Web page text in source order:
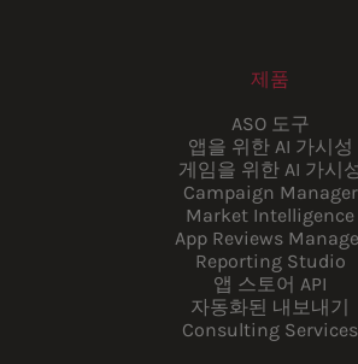
제품
ASO 도구
앱을 위한 AI 가시성
게임을 위한 AI 가시
Campaign Manager
Market Intelligence
App Reviews
Reporting Studio
앱 스토어 API
자동화된 내보내기
Consulting Services